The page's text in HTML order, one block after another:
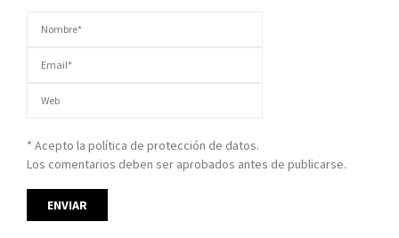
* Acepto la política de protección de datos.
Los comentarios deben ser aprobados antes de publicarse.